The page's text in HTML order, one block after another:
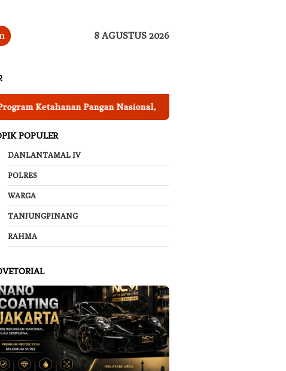
8 AGUSTUS 2026
Ketahanan Pangan Nasional, Pemkab Garut Harus Peka Mengatasi
POPULER
DANLANTAMAL IV
POLRES
WARGA
TANJUNGPINANG
RAHMA